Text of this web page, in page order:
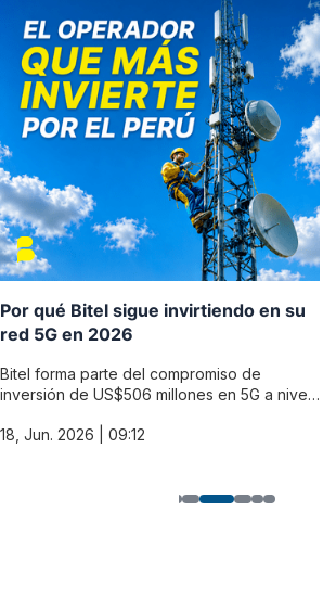
Por qué Bitel sigue invirtiendo en su
red 5G en 2026
Bitel forma parte del compromiso de
inversión de US$506 millones en 5G a nivel
18, Jun. 2026 | 09:12